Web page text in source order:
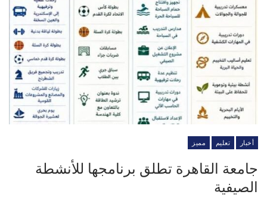
أخبار تعليم مميز
جامعة القاهرة تطلق برنامجها للأنشطة
الصيفية